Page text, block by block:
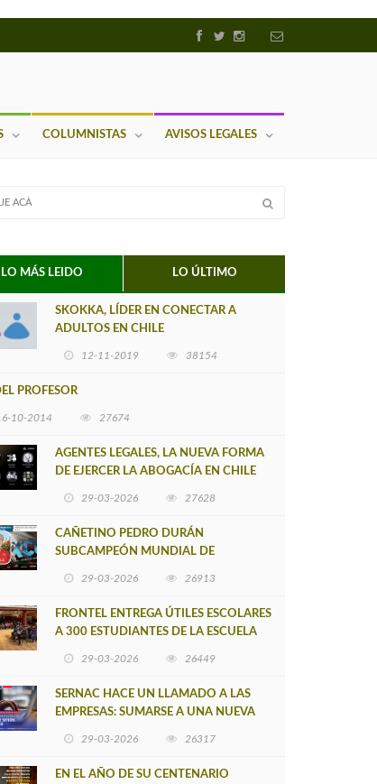
COLUMNISTAS AVISOS LEGALES
LO MÁS LEIDO LO ÚLTIMO
SKOKKA, LÍDER EN CONECTAR A
ADULTOS EN CHILE
12-11-2019 38154
PROFESOR
10-2014 27674
AGENTES LEGALES, LA NUEVA FORMA
DE EJERCER LA ABOGACÍA EN CHILE
29-03-2026 27628
CAÑETINO PEDRO DURÁN
SUBCAMPEÓN MUNDIAL DE
29-03-2026 26913
FRONTEL ENTREGA ÚTILES ESCOLARES
A 300 ESTUDIANTES DE LA ESCUELA
29-03-2026 26449
SERNAC HACE UN LLAMADO A LAS
EMPRESAS: SUMARSE A UNA NUEVA
29-03-2026 26317
EN EL AÑO DE SU CENTENARIO